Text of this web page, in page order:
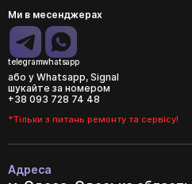
Ми в месенджерах
telegramwhatsapp
або у Whatsapp, Signal
шукайте за номером
+38 093 728 74 48
*Тільки з питань ремонту та сервісу!
Адреса